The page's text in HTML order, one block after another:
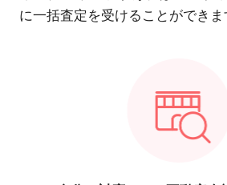
に一括査定を受けることができま